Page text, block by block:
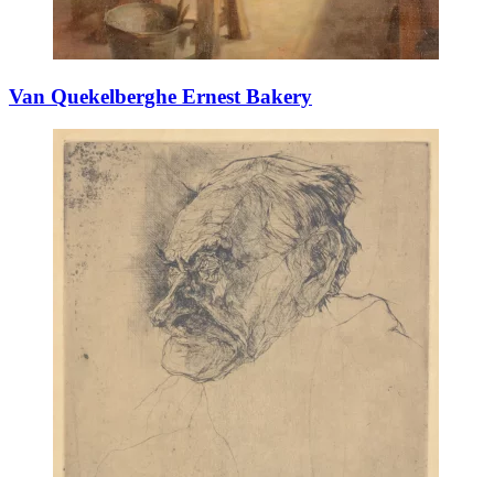
Van Quekelberghe Ernest Bakery